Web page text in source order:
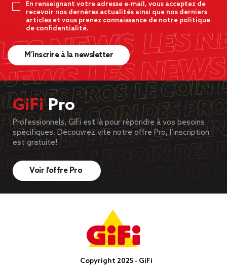
En renseignant votre adresse e-mail, vous acceptez de
recevoir nos dernères actualités ainsi que nos derniers
articles et vous prenez connaissance de notre politique
de confidentialité.
M’inscrire à la newsletter
GiFiPro
Professionnels, GiFi est là pour répondre à vos besoins
spécifiques. Découvrez vite notre offre Pro, l’inscription
est gratuite!
Voir l’offre Pro
Copyright 2025 - GiFi